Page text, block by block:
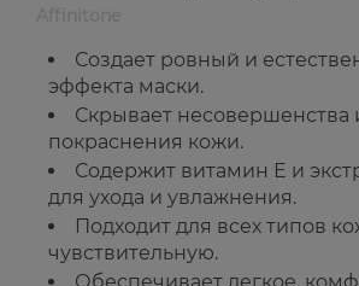
Создает ровный и
эффекта маски.
Скрывает несовершенства
покраснения кожи.
Содержит витамин Е и
для ухода и увлажнения.
Подходит для всех типов
чувствительную.